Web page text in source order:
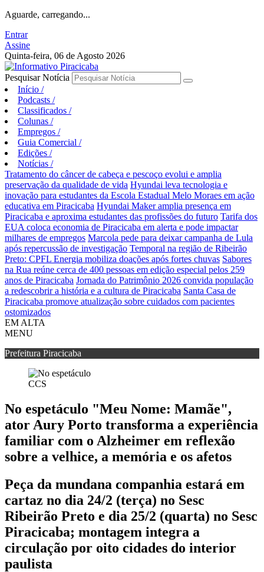
Aguarde, carregando...
Entrar
Assine
Quinta-feira, 06 de Agosto 2026
Pesquisar Notícia
Início /
Podcasts /
Classificados /
Colunas /
Empregos /
Guia Comercial /
Edições /
Notícias /
Tratamento do câncer de cabeça e pescoço evolui e amplia
preservação da qualidade de vida Hyundai leva tecnologia e
inovação para estudantes da Escola Estadual Melo Moraes em ação
educativa em Piracicaba Hyundai Maker amplia presença em
Piracicaba e aproxima estudantes das profissões do futuro Tarifa dos
EUA coloca economia de Piracicaba em alerta e pode impactar
milhares de empregos Marcola pede para deixar campanha de Lula
após repercussão de investigação Temporal na região de Ribeirão
Preto: CPFL Energia mobiliza doações após fortes chuvas Sabores
na Rua reúne cerca de 400 pessoas em edição especial pelos 259
anos de Piracicaba Jornada do Patrimônio 2026 convida população
a redescobrir a história e a cultura de Piracicaba Santa Casa de
Piracicaba promove atualização sobre cuidados com pacientes
ostomizados
EM ALTA
MENU
Prefeitura Piracicaba
CCS
No espetáculo "Meu Nome: Mamãe",
ator Aury Porto transforma a experiência
familiar com o Alzheimer em reflexão
sobre a velhice, a memória e os afetos
Peça da mundana companhia estará em
cartaz no dia 24/2 (terça) no Sesc
Ribeirão Preto e dia 25/2 (quarta) no Sesc
Piracicaba; montagem integra a
circulação por oito cidades do interior
paulista